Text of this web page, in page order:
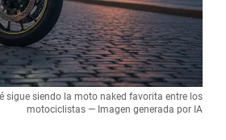
sigue siendo la moto naked favorita entre los
motociclistas — Imagen generada por IA